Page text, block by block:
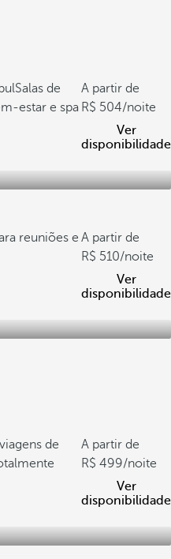
Salas de
estar e spa
A partir de
504/noite
Ver
disponibilidade
reuniões e A partir de
510/noite
Ver
disponibilidade
de
A partir de
499/noite
Ver
disponibilidade